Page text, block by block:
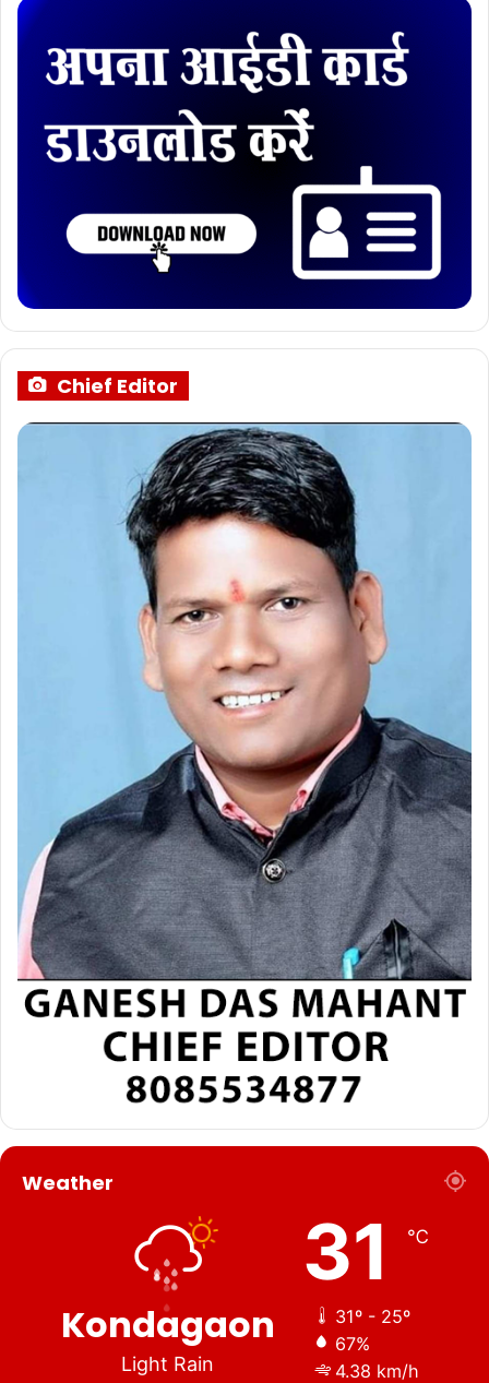
Chief Editor
Weather
Kondagaon
Light Rain
31 ℃
31º - 25º
67%
4.38 km/h